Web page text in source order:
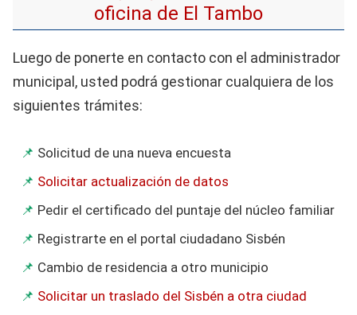
oficina de El Tambo
Luego de ponerte en contacto con el administrador
municipal, usted podrá gestionar cualquiera de los
siguientes trámites:
Solicitud de una nueva encuesta
Solicitar actualización de datos
Pedir el certificado del puntaje del núcleo familiar
Registrarte en el portal ciudadano Sisbén
Cambio de residencia a otro municipio
Solicitar un traslado del Sisbén a otra ciudad